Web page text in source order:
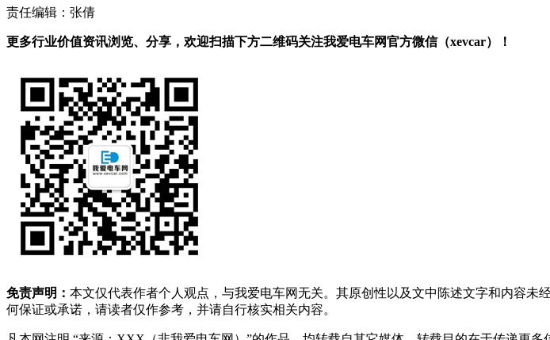
责任编辑：张倩
更多行业价值资讯浏览、分享，欢迎扫描下方二维码关注我爱电车网官方微信（xevcar）！
免责声明： 本文仅代表作者个人观点，与我爱电车网无关。其原创性以及文中陈述文字和内容
何保证或承诺，请读者仅作参考，并请自行核实相关内容。